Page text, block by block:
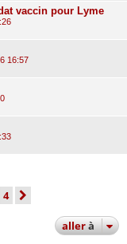
vaccin pour Lyme
16:57
4
allerà